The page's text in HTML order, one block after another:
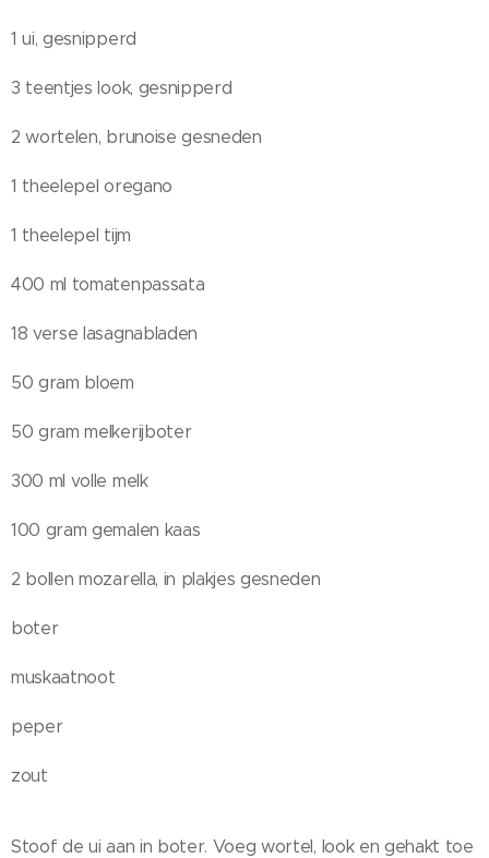
1 ui, gesnipperd
3 teentjes look, gesnipperd
2 wortelen, brunoise gesneden
1 theelepel oregano
1 theelepel tijm
400 ml tomatenpassata
18 verse lasagnabladen
50 gram bloem
50 gram melkerijboter
300 ml volle melk
100 gram gemalen kaas
2 bollen mozarella, in plakjes gesneden
boter
muskaatnoot
peper
zout
Stoof de ui aan in boter. Voeg wortel, look en gehakt toe